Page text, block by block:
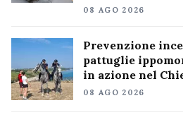
08 AGO 2026
Prevenzione
pattuglie
in azione nel
08 AGO 2026